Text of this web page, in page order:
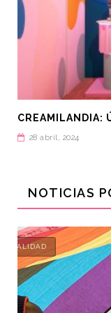
28 abril, 2024
NOTICIAS